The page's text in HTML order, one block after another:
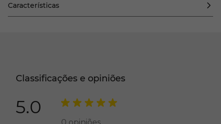
Características
Classificações e opiniões
5.0